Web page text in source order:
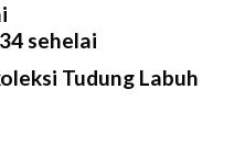
sehelai
Tudung Labuh